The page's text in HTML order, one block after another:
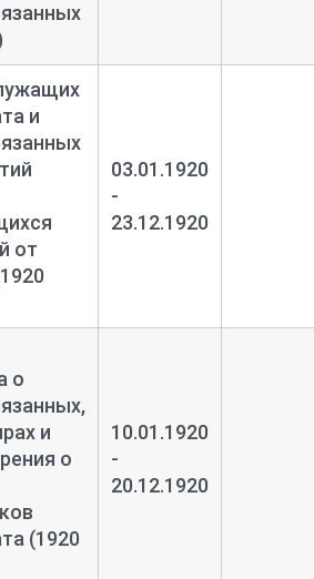
и
от
03.01.1920
-
23.12.1920
о
и
о
(1920
10.01.1920
-
20.12.1920